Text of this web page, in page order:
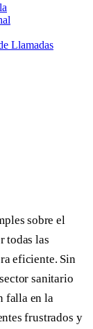
Llamadas
sobre el
todas las
eficiente. Sin
sanitario
falla en la
frustrados y